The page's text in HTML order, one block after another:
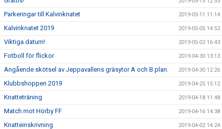
Parkeringar till Kalvinknatet 2019-05-11 11:14
Kalvinknatet 2019 2019-05-05 14:52
Viktiga datum! 2019-05-02 16:43
Fotboll för flickor 2019-04-30 13:13
Angående skötsel av Jeppavallens gräsytor A och B plan. 2019-04-30 12:26
Klubbshoppen 2019 2019-04-25 15:12
Knatteträning 2019-04-18 11:48
Match mot Hörby FF 2019-04-16 14:38
Knatteinskrivning 2019-04-02 14:24